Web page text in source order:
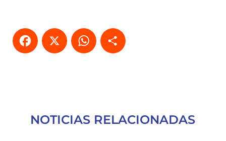
Facebook
X WhatsAppCompartir
NOTICIAS RELACIONADAS